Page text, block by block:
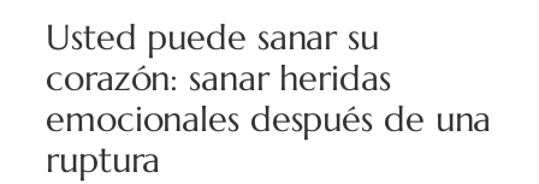
Usted puede sanar su
corazón: sanar heridas
emocionales después de una
ruptura